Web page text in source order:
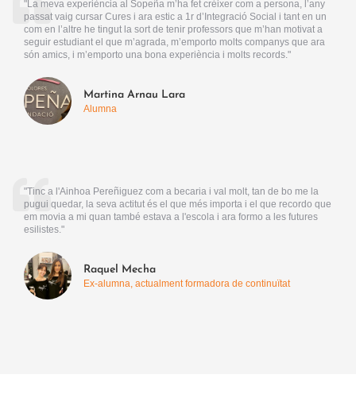
"La meva experiència al Sopeña m’ha fet créixer com a persona, l’any
passat vaig cursar Cures i ara estic a 1r d’Integració Social i tant en un
com en l’altre he tingut la sort de tenir professors que m’han motivat a
seguir estudiant el que m’agrada, m’emporto molts companys que ara
són amics, i m’emporto una bona experiència i molts records."
Martina Arnau Lara
Alumna
"Tinc a l'Ainhoa Pereñiguez com a becaria i val molt, tan de bo me la
pugui quedar, la seva actitut és el que més importa i el que recordo que
em movia a mi quan també estava a l'escola i ara formo a les futures
esilistes."
Raquel Mecha
Ex-alumna, actualment formadora de continuïtat